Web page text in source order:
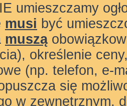
umieszczamy
musi być
muszą
określenie
(np. telefon, e-
się
w zewnętrznym,